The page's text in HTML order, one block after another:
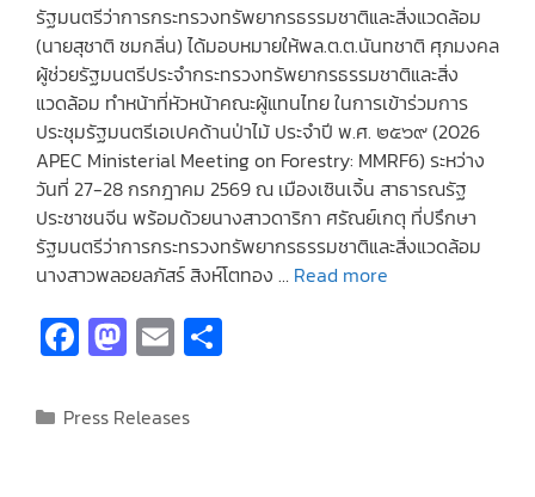
รัฐมนตรีว่าการกระทรวงทรัพยากรธรรมชาติและสิ่งแวดล้อม
(นายสุชาติ ชมกลิ่น) ได้มอบหมายให้พล.ต.ต.นันทชาติ ศุภมงคล
ผู้ช่วยรัฐมนตรีประจำกระทรวงทรัพยากรธรรมชาติและสิ่ง
แวดล้อม ทำหน้าที่หัวหน้าคณะผู้แทนไทย ในการเข้าร่วมการ
ประชุมรัฐมนตรีเอเปคด้านป่าไม้ ประจำปี พ.ศ. ๒๕๖๙ (2026
APEC Ministerial Meeting on Forestry: MMRF6) ระหว่าง
วันที่ 27-28 กรกฎาคม 2569 ณ เมืองเซินเจิ้น สาธารณรัฐ
ประชาชนจีน พร้อมด้วยนางสาวดาริกา ศรัณย์เกตุ ที่ปรึกษา
รัฐมนตรีว่าการกระทรวงทรัพยากรธรรมชาติและสิ่งแวดล้อม
นางสาวพลอยลภัสร์ สิงห์โตทอง … Read more
Fa
ce
b
M
as
to
E
m
ai
Press Releases